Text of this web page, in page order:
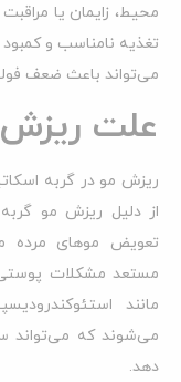
محیط، زایمان یا
تغذیه نامناسب و
می‌تواند باعث ضعف
علت
ریزش مو در گربه
از دلیل ریزش مو
تعویض موهای مرده
مستعد مشکلات پوستی
مانند
می‌شوند که می‌تواند
دهد.